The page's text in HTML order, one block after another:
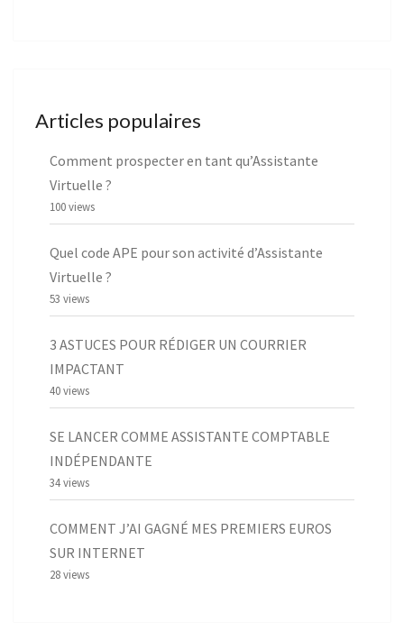
Articles populaires
Comment prospecter en tant qu’Assistante
Virtuelle ?
100 views
Quel code APE pour son activité d’Assistante
Virtuelle ?
53 views
3 ASTUCES POUR RÉDIGER UN COURRIER
IMPACTANT
40 views
SE LANCER COMME ASSISTANTE COMPTABLE
INDÉPENDANTE
34 views
COMMENT J’AI GAGNÉ MES PREMIERS EUROS
SUR INTERNET
28 views